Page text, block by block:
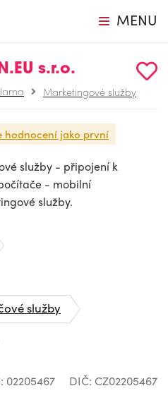
MENU
s.r.o.
Marketingové služby
hodnocení jako první
služby - připojení k
- mobilní
služby.
služby
02205467 DIČ: CZ02205467